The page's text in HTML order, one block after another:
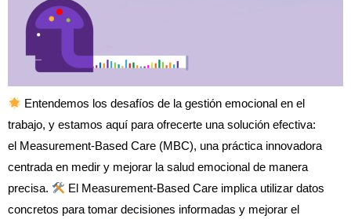
Entendemos los desafíos de la gestión emocional en el
trabajo, y estamos aquí para ofrecerte una solución efectiva:
el Measurement-Based Care (MBC), una práctica innovadora
centrada en medir y mejorar la salud emocional de manera
precisa.
El Measurement-Based Care implica utilizar datos
concretos para tomar decisiones informadas y mejorar el